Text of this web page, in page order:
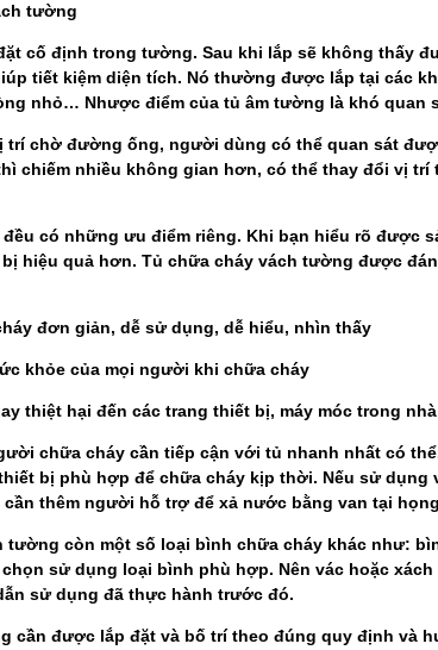
tường
cố định trong tường. Sau khi lắp sẽ không thấy
tiết kiệm diện tích. Nó thường được lắp tại các
nhỏ… Nhược điểm của tủ âm tường là khó quan
trí chờ đường ống, người dùng có thể quan sát
chiếm nhiều không gian hơn, có thể thay đổi vị
có những ưu điểm riêng. Khi bạn hiểu rõ được
hiệu quả hơn. Tủ chữa cháy vách tường được
đơn giản, dễ sử dụng, dễ hiểu, nhìn thấy
khỏe của mọi người khi chữa cháy
thiệt hại đến các trang thiết bị, máy móc trong
chữa cháy cần tiếp cận với tủ nhanh nhất có
bị phù hợp để chữa cháy kịp thời. Nếu sử dụng
cần thêm người hỗ trợ để xả nước bằng van tại
tường còn một số loại bình chữa cháy khác như:
chọn sử dụng loại bình phù hợp. Nên vác hoặc
sử dụng đã thực hành trước đó.
cần được lắp đặt và bố trí theo đúng quy định và